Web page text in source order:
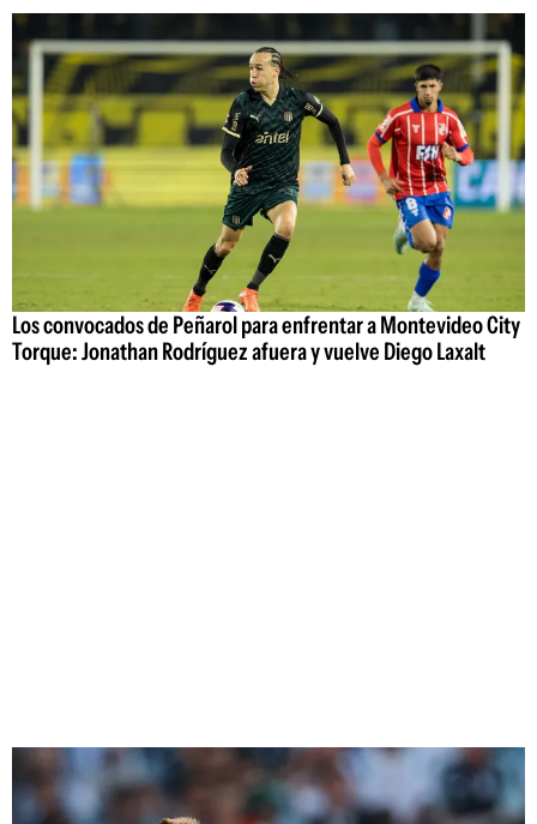
Los convocados de Peñarol para enfrentar a Montevideo City
Torque: Jonathan Rodríguez afuera y vuelve Diego Laxalt